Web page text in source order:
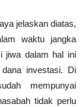
jelaskan diatas,
waktu jangka
jiwa dalam hal ini
investasi. Di
mempunyai
tidak perlu